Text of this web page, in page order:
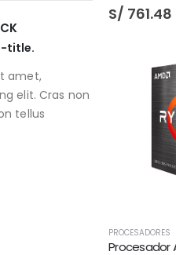
S/ 761.48
PROCESADORES
Procesador
title.
amet,
elit. Cras non
tellus